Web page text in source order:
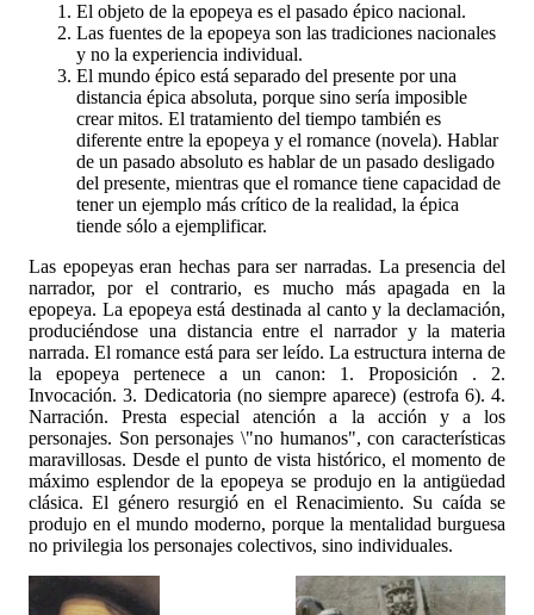
El objeto de la epopeya es el pasado épico nacional.
Las fuentes de la epopeya son las tradiciones nacionales
y no la experiencia individual.
El mundo épico está separado del presente por una
distancia épica absoluta, porque sino sería imposible
crear mitos. El tratamiento del tiempo también es
diferente entre la epopeya y el romance (novela). Hablar
de un pasado absoluto es hablar de un pasado desligado
del presente, mientras que el romance tiene capacidad de
tener un ejemplo más crítico de la realidad, la épica
tiende sólo a ejemplificar.
Las epopeyas eran hechas para ser narradas. La presencia del
narrador, por el contrario, es mucho más apagada en la
epopeya. La epopeya está destinada al canto y la declamación,
produciéndose una distancia entre el narrador y la materia
narrada. El romance está para ser leído. La estructura interna de
la epopeya pertenece a un canon: 1. Proposición . 2.
Invocación. 3. Dedicatoria (no siempre aparece) (estrofa 6). 4.
Narración. Presta especial atención a la acción y a los
personajes. Son personajes \"no humanos", con características
maravillosas. Desde el punto de vista histórico, el momento de
máximo esplendor de la epopeya se produjo en la antigüedad
clásica. El género resurgió en el Renacimiento. Su caída se
produjo en el mundo moderno, porque la mentalidad burguesa
no privilegia los personajes colectivos, sino individuales.